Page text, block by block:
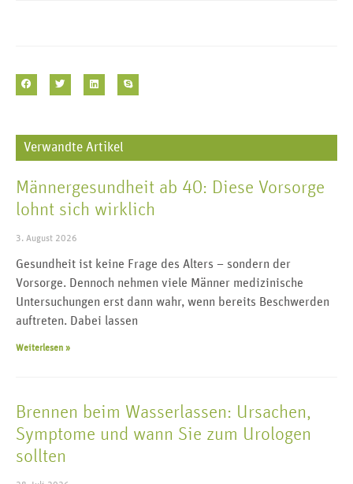
Verwandte Artikel
Männergesundheit ab 40: Diese Vorsorge
lohnt sich wirklich
3. August 2026
Gesundheit ist keine Frage des Alters – sondern der
Vorsorge. Dennoch nehmen viele Männer medizinische
Untersuchungen erst dann wahr, wenn bereits Beschwerden
auftreten. Dabei lassen
Weiterlesen »
Brennen beim Wasserlassen: Ursachen,
Symptome und wann Sie zum Urologen
sollten